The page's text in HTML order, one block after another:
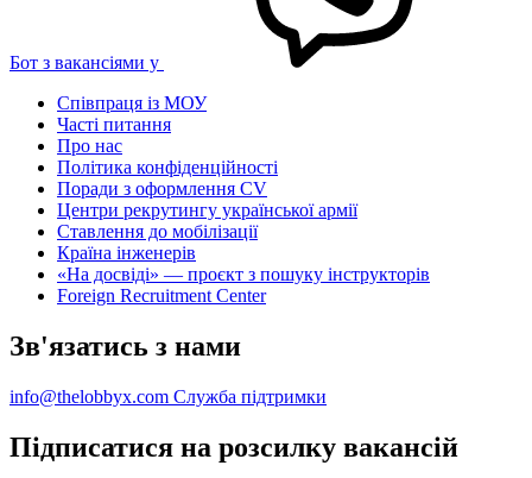
Бот з вакансіями у
Співпраця із МОУ
Часті питання
Про нас
Політика конфіденційності
Поради з оформлення CV
Центри рекрутингу української армії
Ставлення до мобілізації
Країна інженерів
«На досвіді» — проєкт з пошуку інструкторів
Foreign Recruitment Center
Зв'язатись з нами
info@thelobbyx.com Служба підтримки
Підписатися на розсилку вакансій